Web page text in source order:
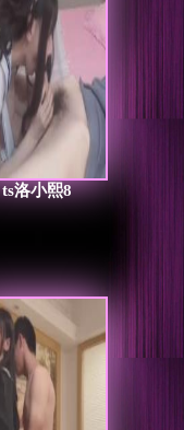
ts洛小熙8